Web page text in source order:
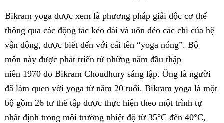
Bikram yoga được xem là phương pháp giải độc cơ thể
thông qua các động tác kéo dài và uốn dẻo các chi của hệ
vận động, được biết đến với cái tên “yoga nóng”. Bộ
môn này được phát triển từ những năm đầu thập
niên 1970 do Bikram Choudhury sáng lập. Ông là người
đã làm quen với yoga từ năm 20 tuổi. Bikram yoga là một
bộ gồm 26 tư thế tập được thực hiện theo một trình tự
nhất định trong môi trường nhiệt độ từ 35°C đến 40°C,